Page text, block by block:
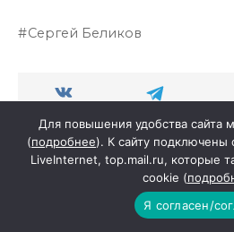
Сергей Беликов
Для повышения удобства сайта
(подробнее). К сайту подключены
LiveInternet, top.mail.ru, которые
cookie (
Я согласен/